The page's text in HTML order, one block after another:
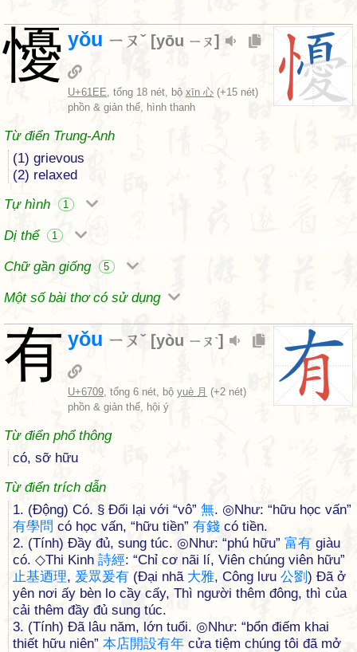
懮 yǒu ㄧㄡˇ [yōu ㄧㄡ]
U+61EE, tổng 18 nét, bộ xīn 心 (+15 nét)
phồn & giản thể, hình thanh
Từ điển Trung-Anh
(1) grievous
(2) relaxed
Tự hình
1
Dị thể 1
Chữ gần giống 5
Một số bài thơ có sử dụng
有 yǒu ㄧㄡˇ [yòu ㄧㄡˋ]
U+6709, tổng 6 nét, bộ yuè 月 (+2 nét)
phồn & giản thể, hội ý
Từ điển phổ thông
có, sỡ hữu
Từ điển trích dẫn
1. (Động) Có. § Đối lại với “vô” 無. ◎Như: “hữu học vấn”
有學問 có học vấn, “hữu tiền” 有錢 có tiền.
2. (Tính) Đầy đủ, sung túc. ◎Như: “phú hữu” 富有 giàu
có. ◇Thi Kinh 詩經: “Chỉ cơ nãi lí, Viên chúng viên hữu”
止基迺理, 爰眾爰有 (Đại nhã 大雅, Công lưu 公劉) Đã ở
yên nơi ấy bèn lo cầy cấy, Thì người thêm đông, thì của
cải thêm đầy đủ sung túc.
3. (Tính) Đã lâu năm, lớn tuổi. ◎Như: “bổn điếm khai
thiết hữu niên” 本店開設有年 cửa tiệm chúng tôi đã mở